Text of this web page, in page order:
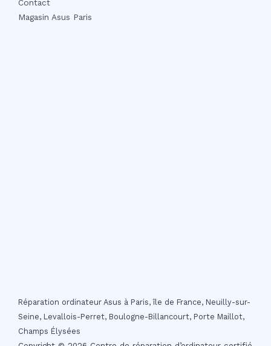
Contact
Magasin Asus Paris
Réparation ordinateur Asus à Paris, île de France, Neuilly-sur-
Seine, Levallois-Perret, Boulogne-Billancourt, Porte Maillot,
Champs Élysées